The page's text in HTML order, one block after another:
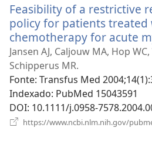
Feasibility of a restrictive
policy for patients treated
chemotherapy for acute
Jansen AJ, Caljouw MA, Hop
Schipperus MR.
Fonte‎: Transfus Med
Indexado‎: PubMed 15043591
DOI‎: 10.1111/j.0958-
https://www.ncbi.nlm.nih.gov/